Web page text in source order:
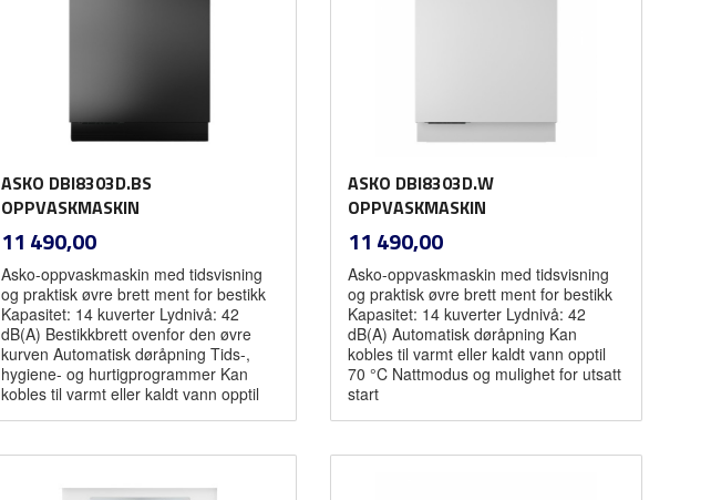
ASKO DBI8303D.BS
OPPVASKMASKIN
Pris
11 490,00mva.
Asko-oppvaskmaskin med tidsvisning
og praktisk øvre brett ment for bestikk
Kapasitet: 14 kuverter Lydnivå: 42
dB(A) Bestikkbrett ovenfor den øvre
kurven Automatisk døråpning Tids-,
hygiene- og hurtigprogrammer Kan
kobles til varmt eller kaldt vann opptil
ASKO DBI8303D.W
OPPVASKMASKIN
Pris
11 490,00mva.
Asko-oppvaskmaskin med tidsvisning
og praktisk øvre brett ment for bestikk
Kapasitet: 14 kuverter Lydnivå: 42
dB(A) Automatisk døråpning Kan
kobles til varmt eller kaldt vann opptil
70 °C Nattmodus og mulighet for utsatt
start